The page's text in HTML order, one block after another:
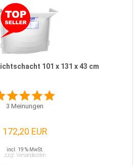
101 x 131 x 43 cm
3 Meinungen
172,20 EUR
incl. 19 % MwSt.
zzgl. Versandkosten